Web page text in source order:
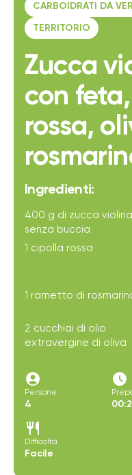
CARBOIDRATI DA
TERRITORIO
Zucca
con
rossa,
Ingredienti:
400 g di zucca violina
senza buccia
1 cipolla rossa
1 rametto di
2 cucchiai di olio
extravergine di oliva
account_circle
Persone
4
access_time_filled
restaurant
Difficoltà
Facile